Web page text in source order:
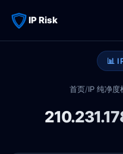
IP Risk
📊
首页/IP 纯净度